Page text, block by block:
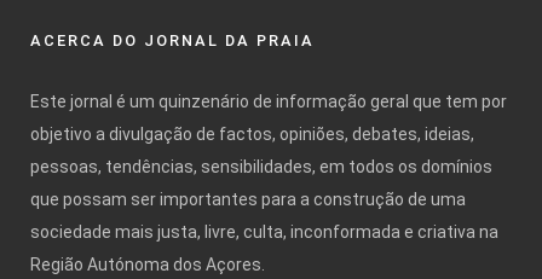
ACERCA DO JORNAL DA PRAIA
Este jornal é um quinzenário de informação geral que tem por
objetivo a divulgação de factos, opiniões, debates, ideias,
pessoas, tendências, sensibilidades, em todos os domínios
que possam ser importantes para a construção de uma
sociedade mais justa, livre, culta, inconformada e criativa na
Região Autónoma dos Açores.